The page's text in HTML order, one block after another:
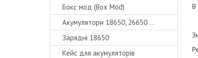
Бокс мод (Box Mod)
Акумулятори 18650, 26650 ...
Зарядні 18650
Кейс для акумуляторів
В